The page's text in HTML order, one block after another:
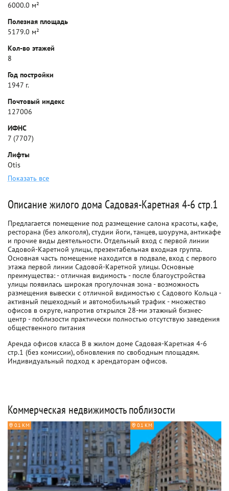
6000.0 м²
Полезная площадь
5179.0 м²
Кол-во этажей
8
Год постройки
1947 г.
Почтовый индекс
127006
ИФНС
7 (7707)
Лифты
Otis
Показать все
Описание жилого дома Садовая-Каретная 4-6 стр.1
Предлагается помещение под размещение салона красоты, кафе,
ресторана (без алкоголя), студии йоги, танцев, шоурума, антикафе
и прочие виды деятельности. Отдельный вход с первой линии
Садовой-Каретной улицы, презентабельная входная группа.
Основная часть помещение находится в подвале, вход с первого
этажа первой линии Садовой-Каретной улицы. Основные
преимущества: - отличная видимость - после благоустройства
улицы появилась широкая прогулочная зона - возможность
размещения вывески с отличной видимостью с Садового Кольца -
активный пешеходный и автомобильный трафик - множество
офисов в округе, напротив открылся 28-ми этажный бизнес-
центр - поблизости практически полностью отсутствую заведения
общественного питания
Аренда офисов класса B в жилом доме Садовая-Каретная 4-6
стр.1 (без комиссии), обновления по свободным площадям.
Индивидуальный подход к арендаторам офисов.
Коммерческая недвижимость поблизости
0.1 КМ 0.1 КМ